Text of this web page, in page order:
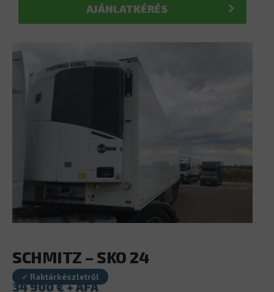
AJÁNLATKÉRÉS
SCHMITZ – SKO 24
✓ Raktárkészletről
34 900€